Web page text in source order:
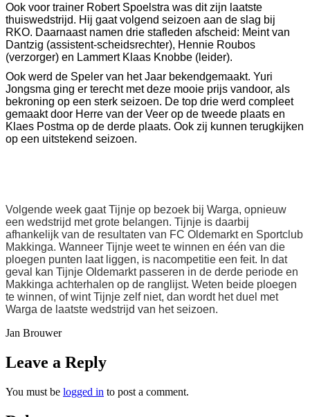
Ook voor trainer Robert Spoelstra was dit zijn laatste
thuiswedstrijd. Hij gaat volgend seizoen aan de slag bij
RKO. Daarnaast namen drie stafleden afscheid: Meint van
Dantzig (assistent-scheidsrechter), Hennie Roubos
(verzorger) en Lammert Klaas Knobbe (leider).
Ook werd de Speler van het Jaar bekendgemaakt. Yuri
Jongsma ging er terecht met deze mooie prijs vandoor, als
bekroning op een sterk seizoen. De top drie werd compleet
gemaakt door Herre van der Veer op de tweede plaats en
Klaes Postma op de derde plaats. Ook zij kunnen terugkijken
op een uitstekend seizoen.
Volgende week gaat Tijnje op bezoek bij Warga, opnieuw
een wedstrijd met grote belangen. Tijnje is daarbij
afhankelijk van de resultaten van FC Oldemarkt en Sportclub
Makkinga. Wanneer Tijnje weet te winnen en één van die
ploegen punten laat liggen, is nacompetitie een feit. In dat
geval kan Tijnje Oldemarkt passeren in de derde periode en
Makkinga achterhalen op de ranglijst. Weten beide ploegen
te winnen, of wint Tijnje zelf niet, dan wordt het duel met
Warga de laatste wedstrijd van het seizoen.
Jan Brouwer
Leave a Reply
You must be logged in to post a comment.